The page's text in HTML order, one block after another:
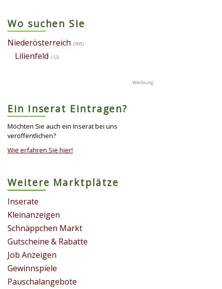
Wo suchen Sie
Niederösterreich (995)
Lilienfeld (12)
Ein Inserat Eintragen?
Möchten Sie auch ein Inserat bei uns
veröffentlichen?
Wie erfahren Sie hier!
Weitere Marktplätze
Inserate
Kleinanzeigen
Schnäppchen Markt
Gutscheine & Rabatte
Job Anzeigen
Gewinnspiele
Pauschalangebote